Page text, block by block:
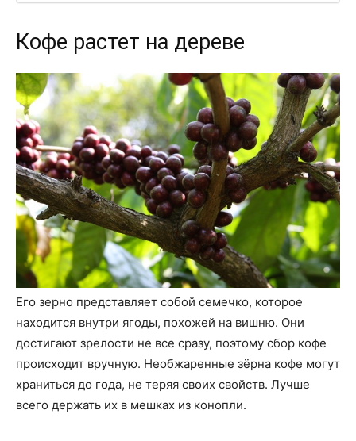
Кофе растет на дереве
Его зерно представляет собой семечко, которое
находится внутри ягоды, похожей на вишню. Они
достигают зрелости не все сразу, поэтому сбор кофе
происходит вручную. Необжаренные зёрна кофе могут
храниться до года, не теряя своих свойств. Лучше
всего держать их в мешках из конопли.